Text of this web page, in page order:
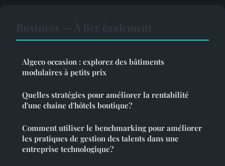
Algeco occasion : explorez des bâtiments
modulaires à petits prix
Quelles stratégies pour améliorer la rentabilité
d'une chaine d'hôtels boutique?
Comment utiliser le benchmarking pour améliorer
les pratiques de gestion des talents dans une
entreprise technologique?